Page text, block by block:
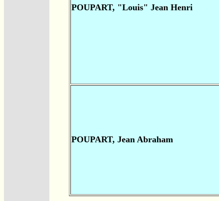
POUPART, "Louis" Jean Henri
POUPART, Jean Abraham